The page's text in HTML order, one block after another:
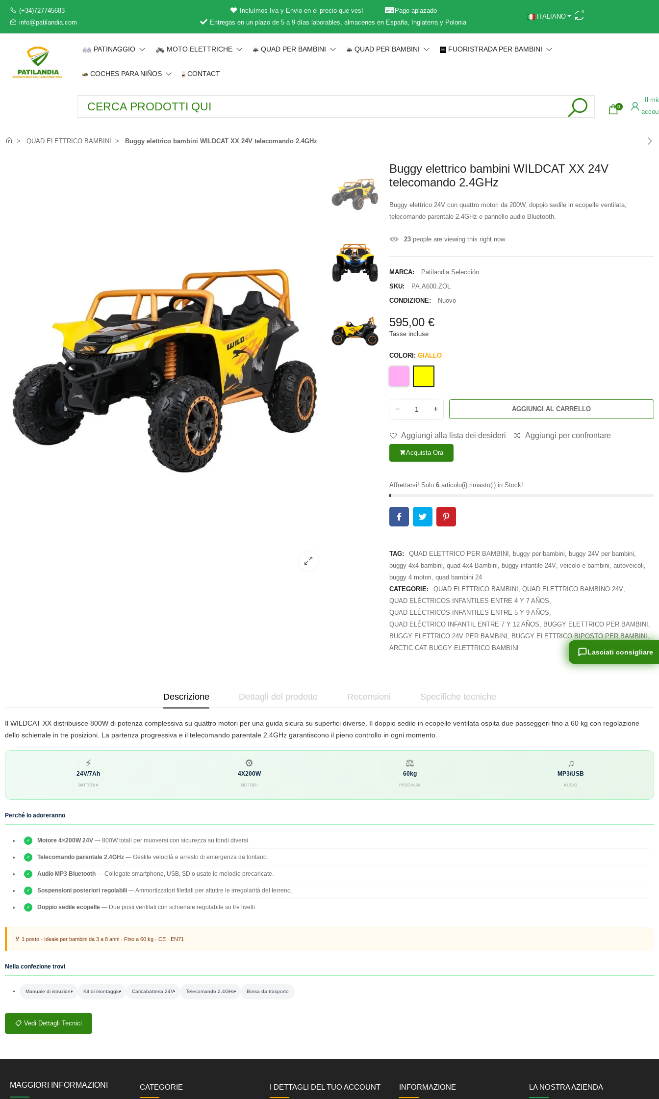
(+34)727745683
info@patilandia.com
Incluímos Iva y Envio en el precio que ves!
Pago aplazado
Entregas en un plazo de 5 a 9 días laborables, almacenes en España, Inglaterra y Polonia
ITALIANO
0
PATINAGGIO MOTO ELETTRICHE QUAD PER BAMBINI QUAD PER BAMBINI FUORISTRADA PER BAMBINI
COCHES PARA NIÑOS CONTACT
0
Il
QUAD ELETTRICO BAMBINI Buggy elettrico bambini WILDCAT XX 24V telecomando 2.4GHz
Buggy elettrico bambini WILDCAT XX 24V
telecomando 2.4GHz
Buggy elettrico 24V con quattro motori da 200W, doppio sedile in ecopelle ventilata,
telecomando parentale 2.4GHz e pannello audio Bluetooth.
23people are viewing this right now
MARCA:
Patilandia Selección
SKU:
PA.A600.ZOL
CONDIZIONE:
Nuovo
595,00 €
Tasse incluse
COLORI: GIALLO
− + AGGIUNGI AL CARRELLO
Aggiungi alla lista dei desideri Aggiungi per confrontare
shopping_cartAcquista Ora
Affrettarsi! Solo 6articolo(i) rimasto(i) in Stock!
TAG: QUAD ELETTRICO PER BAMBINI , buggy per bambini, buggy 24V per bambini,
buggy 4x4 bambini, quad 4x4 Bambini, buggy infantile 24V, veicolo e bambini, autoveicoli,
buggy 4 motori, quad bambini 24
CATEGORIE:
QUAD ELETTRICO BAMBINI , QUAD ELETTRICO BAMBINO 24V,
QUAD ELÉCTRICOS INFANTILES ENTRE 4 Y 7 AÑOS,
QUAD ELÉCTRICOS INFANTILES ENTRE 5 Y 9 AÑOS,
QUAD ELÉCTRICO INFANTIL ENTRE 7 Y 12 AÑOS, BUGGY ELETTRICO PER BAMBINI ,
BUGGY ELETTRICO 24V PER BAMBINI , BUGGY ELETTRICO BIPOSTO PER BAMBINI,
ARCTIC CAT BUGGY ELETTRICO BAMBINI
Descrizione Dettagli del prodotto Recensioni Specifiche tecniche
Il WILDCAT XX distribuisce 800W di potenza complessiva su quattro motori per una guida sicura su superfici diverse. Il doppio sedile in ecopelle ventilata ospita due passeggeri fino a 60 kg con regolazione
dello schienale in tre posizioni. La partenza progressiva e il telecomando parentale 2.4GHz garantiscono il pieno controllo in ogni momento.
⚡
24V/7Ah
BATTERIA
⚙
4X200W
MOTORI
⚖
60kg
PESO MAX
♫
MP3/USB
AUDIO
Perché lo adoreranno
Motore 4×200W 24V — 800W totali per muoversi con sicurezza su fondi diversi.
Telecomando parentale 2.4GHz — Gestite velocità e arresto di emergenza da lontano.
Audio MP3 Bluetooth — Collegate smartphone, USB, SD o usate le melodie precaricate.
Sospensioni posteriori regolabili — Ammortizzatori filettati per attutire le irregolarità del terreno.
Doppio sedile ecopelle — Due posti ventilati con schienale regolabile su tre livelli.
🏅 1 posto · Ideale per bambini da 3 a 8 anni · Fino a 60 kg · CE · EN71
Nella confezione trovi
Manuale di istruzioni Kit di montaggio Caricabatteria 24V Telecomando 2.4GHz Borsa da trasporto
📋 Vedi Dettagli Tecnici
MAGGIORI INFORMAZIONI CATEGORIE I DETTAGLI DEL TUO ACCOUNT INFORMAZIONE LA NOSTRA AZIENDA
Lasciati consigliare
Lasciati consigliare